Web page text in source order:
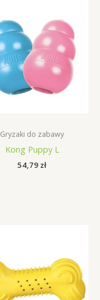
Gryzaki do zabawy
Kong Puppy L
54,79 zł